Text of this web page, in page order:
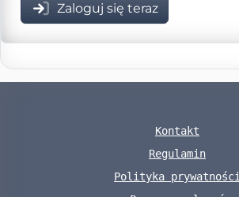
Zaloguj się teraz
Kontakt
Regulamin
Polityka prywatności